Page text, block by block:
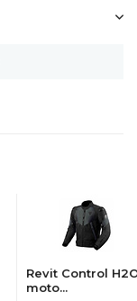
Revit Control
moto...